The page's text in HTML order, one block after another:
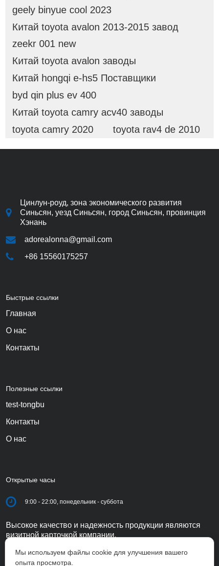
geely binyue cool 2023
Китай toyota avalon 2013-2015 завод
zeekr 001 new
Китай toyota avalon заводы
Китай hongqi e-hs5 Поставщики
byd qin plus ev 400
Китай toyota camry acv40 заводы
toyota camry 2020
toyota rav4 de 2010
Цинлун-роуд, зона экономического развития
Синьсян, уезд Синьсян, город Синьсян, провинция
Хэнань
adorealonna@gmail.com
+86 15560175257
Быстрые ссылки
Главная
О нас
Контакты
Полезные ссылки
test-tongbu
Контакты
О нас
Открытые часы
9:00 - 22:00, понедельник - суббота
Высокое качество и надежность продукции являются
визитной карточкой компании.
Мы используем файлы cookie для улучшения вашего
опыта просмотра.